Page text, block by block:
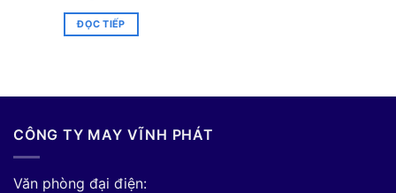
ĐỌC TIẾP
CÔNG TY MAY VĨNH PHÁT
Văn phòng đại điện: